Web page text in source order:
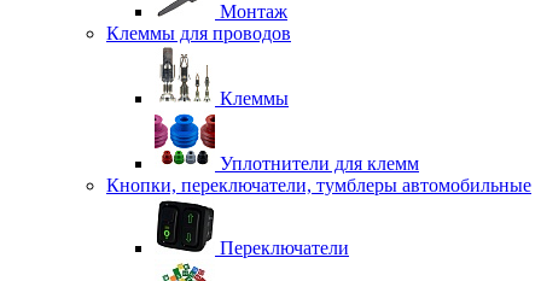
Монтаж
Клеммы для проводов
Клеммы
Уплотнители для клемм
Кнопки, переключатели, тумблеры автомобильные
Переключатели